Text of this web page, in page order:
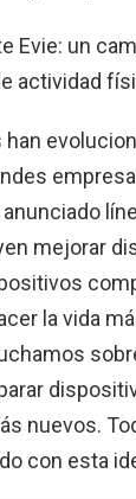
Evie: un
actividad
mejorar
la vida
nuevos.
con esta